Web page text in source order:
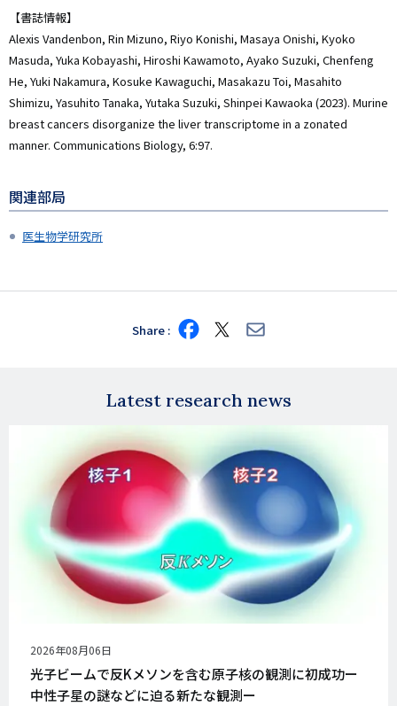
【書誌情報】
Alexis Vandenbon, Rin Mizuno, Riyo Konishi, Masaya Onishi, Kyoko
Masuda, Yuka Kobayashi, Hiroshi Kawamoto, Ayako Suzuki, Chenfeng
He, Yuki Nakamura, Kosuke Kawaguchi, Masakazu Toi, Masahito
Shimizu, Yasuhito Tanaka, Yutaka Suzuki, Shinpei Kawaoka (2023). Murine
breast cancers disorganize the liver transcriptome in a zonated
manner. Communications Biology, 6:97.
関連部局
医生物学研究所
Share Share
on
Share
on
Share
via
Latest research news
公
開
日
2026年08月06日
光子ビームで反Kメソンを含む原子核の観測に初成功ー
中性子星の謎などに迫る新たな観測ー